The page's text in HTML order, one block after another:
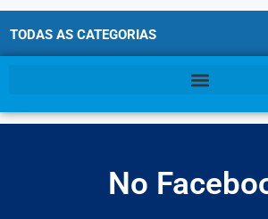
TODAS AS CATEGORIAS
No